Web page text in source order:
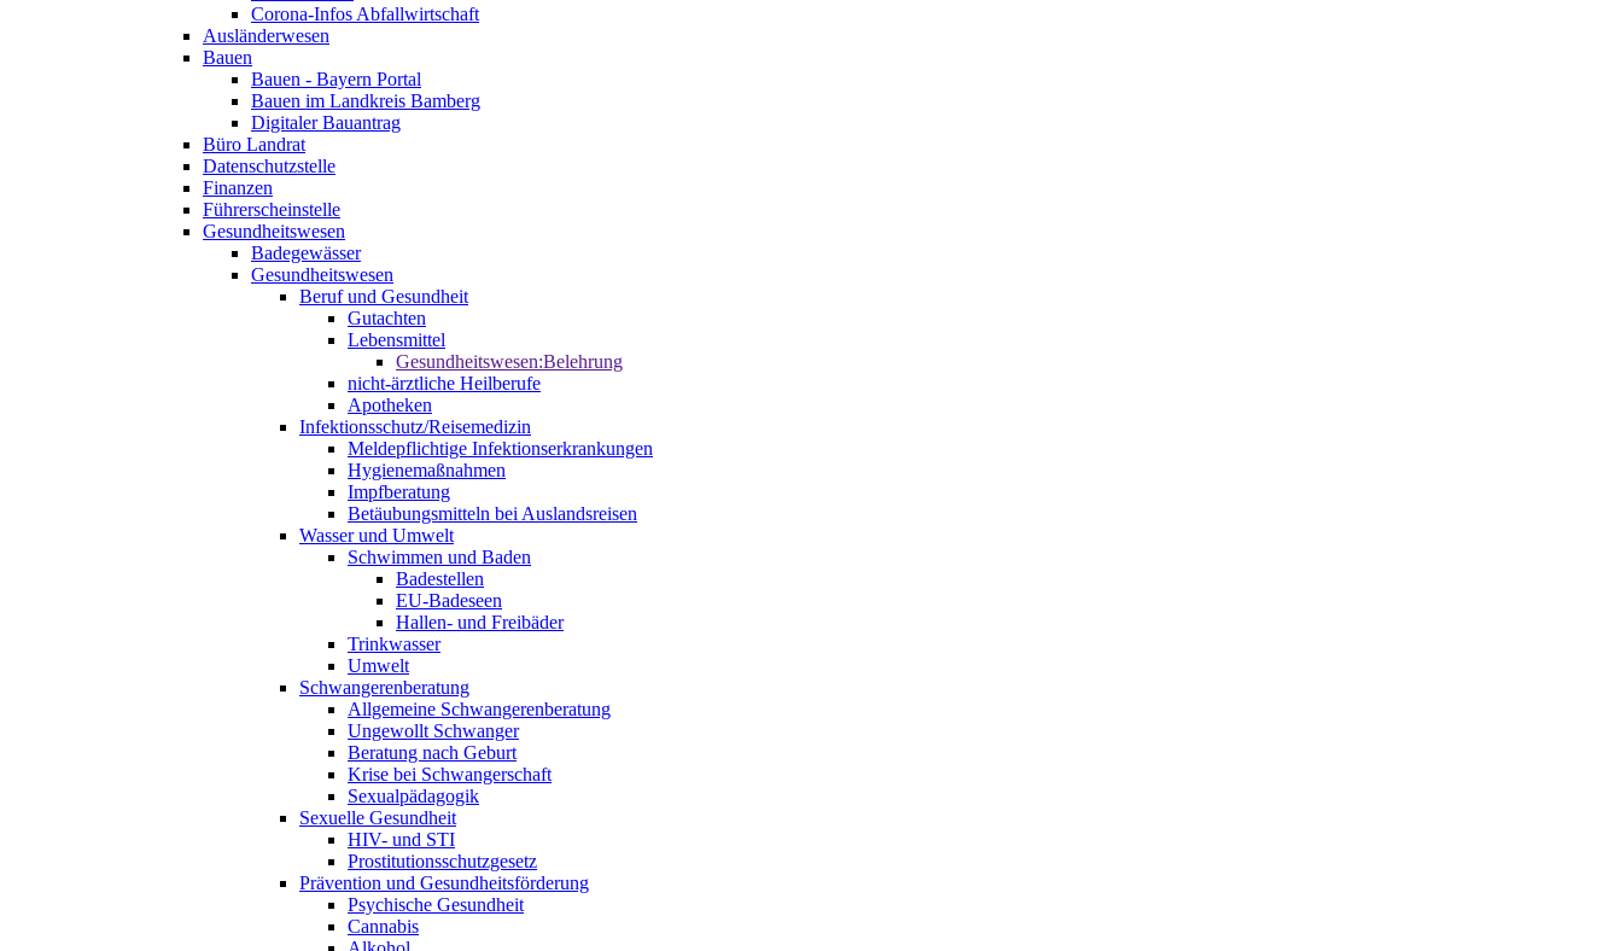
Corona-Infos Abfallwirtschaft
Ausländerwesen
Bauen
Bauen - Bayern Portal
Bauen im Landkreis Bamberg
Digitaler Bauantrag
Büro Landrat
Datenschutzstelle
Finanzen
Führerscheinstelle
Gesundheitswesen
Badegewässer
Gesundheitswesen
Beruf und Gesundheit
Gutachten
Lebensmittel
Gesundheitswesen:Belehrung
nicht-ärztliche Heilberufe
Apotheken
Infektionsschutz/Reisemedizin
Meldepflichtige Infektionserkrankungen
Hygienemaßnahmen
Impfberatung
Betäubungsmitteln bei Auslandsreisen
Wasser und Umwelt
Schwimmen und Baden
Badestellen
EU-Badeseen
Hallen- und Freibäder
Trinkwasser
Umwelt
Schwangerenberatung
Allgemeine Schwangerenberatung
Ungewollt Schwanger
Beratung nach Geburt
Krise bei Schwangerschaft
Sexualpädagogik
Sexuelle Gesundheit
HIV- und STI
Prostitutionsschutzgesetz
Prävention und Gesundheitsförderung
Psychische Gesundheit
Cannabis